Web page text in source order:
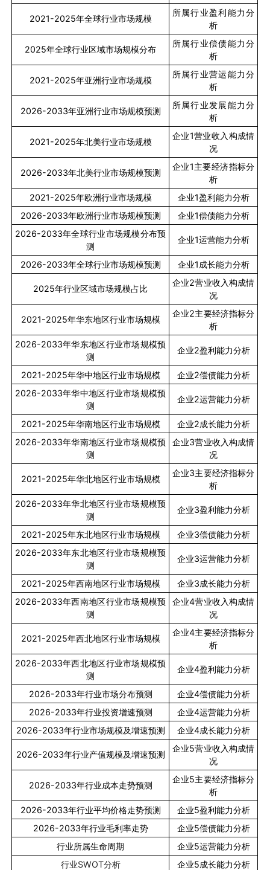
2021-2025年全球行业市场规模
所属行业盈利能力分
析
2025年全球行业区域市场规模分布
所属行业偿债能力分
析
2021-2025年亚洲行业市场规模
所属行业营运能力分
析
2026-2033年亚洲行业市场规模预测
所属行业发展能力分
析
2021-2025年北美行业市场规模
企业1营业收入构成情
况
2026-2033年北美行业市场规模预测
企业1主要经济指标分
析
2021-2025年欧洲行业市场规模 企业1盈利能力分析
2026-2033年欧洲行业市场规模预测 企业1偿债能力分析
2026-2033年全球行业市场规模分布预
测
企业1运营能力分析
2026-2033年全球行业市场规模预测 企业1成长能力分析
2025年行业区域市场规模占比
企业2营业收入构成情
况
2021-2025年华东地区行业市场规模
企业2主要经济指标分
析
2026-2033年华东地区行业市场规模预
测
企业2盈利能力分析
2021-2025年华中地区行业市场规模 企业2偿债能力分析
2026-2033年华中地区行业市场规模预
测
企业2运营能力分析
2021-2025年华南地区行业市场规模 企业2成长能力分析
2026-2033年华南地区行业市场规模预
测
企业3营业收入构成情
况
2021-2025年华北地区行业市场规模
企业3主要经济指标分
析
2026-2033年华北地区行业市场规模预
测
企业3盈利能力分析
2021-2025年东北地区行业市场规模 企业3偿债能力分析
2026-2033年东北地区行业市场规模预
测
企业3运营能力分析
2021-2025年西南地区行业市场规模 企业3成长能力分析
2026-2033年西南地区行业市场规模预
测
企业4营业收入构成情
况
2021-2025年西北地区行业市场规模
企业4主要经济指标分
析
2026-2033年西北地区行业市场规模预
测
企业4盈利能力分析
2026-2033年行业市场分布预测 企业4偿债能力分析
2026-2033年行业投资增速预测 企业4运营能力分析
2026-2033年行业市场规模及增速预测 企业4成长能力分析
2026-2033年行业产值规模及增速预测
企业5营业收入构成情
况
2026-2033年行业成本走势预测
企业5主要经济指标分
析
2026-2033年行业平均价格走势预测 企业5盈利能力分析
2026-2033年行业毛利率走势 企业5偿债能力分析
行业所属生命周期
企业5运营能力分析
行业SWOT分析 企业5成长能力分析